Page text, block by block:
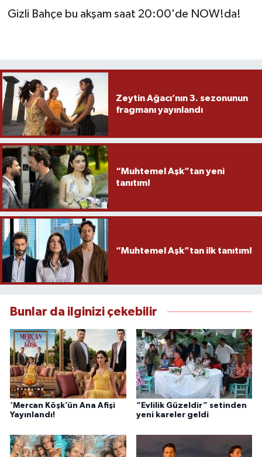
Gizli Bahçe bu akşam saat 20:00'de NOW!da!
Zeytin Ağacı’nın 3. sezonunun
fragmanı yayınlandı
“Muhtemel Aşk”tan yeni
tanıtım!
“Muhtemel Aşk”tan ilk tanıtım!
Bunlar da ilginizi çekebilir
‘Mercan Köşk’ün Ana Afişi
Yayınlandı!
“Evlilik Güzeldir” setinden
yeni kareler geldi